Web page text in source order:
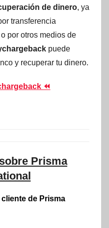
de dinero, ya
transferencia
por otros medios de
puede
y recuperar tu dinero.
⏪
Prisma
de Prisma